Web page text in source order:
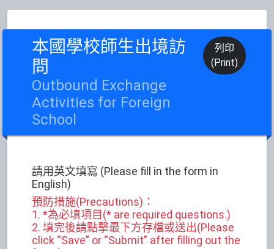
本國學校師生出境訪
問
Outbound Exchange
Activities for Foreign
School
列印
(Print)
請用英文填寫 (Please fill in the form in
English)
預防措施(Precautions)：
1. *為必填項目(* are required questions.)
2. 填完後請點擊最下方存檔或送出(Please
click “Save” or “Submit” after filling out the